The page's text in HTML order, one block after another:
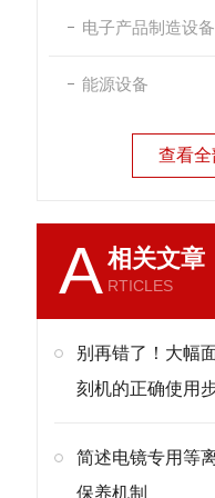
电子产品制造设备
能源设备
查看全
A相关文章
RTICLES
别再错了！大幅
刻机的正确使用
简述电镜专用等
保养机制